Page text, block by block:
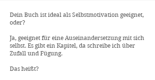
Dein Buch ist ideal als Selbstmotivation geeignet,
oder?
Ja, geeignet für eine Auseinandersetzung mit sich
selbst. Es gibt ein Kapitel, da schreibe ich über
Zufall und Fügung.
Das heißt?